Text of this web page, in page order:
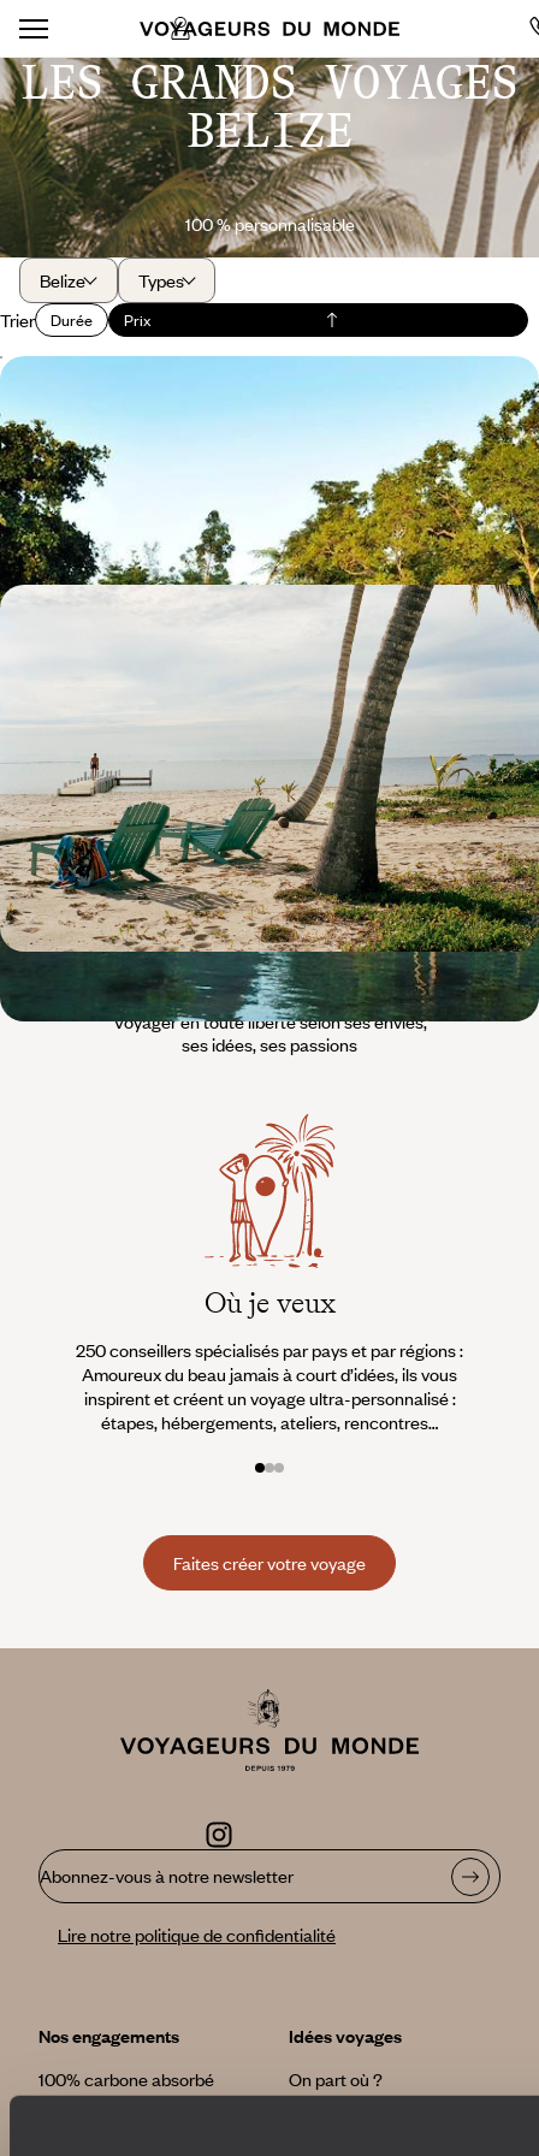
LES GRANDS VOYAGES
BELIZE
100 % personnalisable
Belize
Types
Trier
Durée Prix
caribéen
Vivre le meilleur du Mexique caribéen et du Belize : grands sites
précolombiens et délicieuse retraite insulaire
15 jours, de CHF 4500 à CHF 6600
Guatemala et Belize - Grands sites mayas et récifs
Un voyage, deux pays, une diversité d'atmosphères : Altiplano et jungle
L’espritVoyageurs du
Monde
Voyager en toute liberté selon ses envies,
ses idées, ses passions
Où je veux
250 conseillers spécialisés par pays et par régions :
Amoureux du beau jamais à court d’idées, ils vous
inspirent et créent un voyage ultra-personnalisé :
étapes, hébergements, ateliers, rencontres…
Faites créer votre voyage
Abonnez-vous à notre newsletter
Lire notre politique de confidentialité
Nos engagements
100% carbone absorbé
Idées voyages
On part où ?